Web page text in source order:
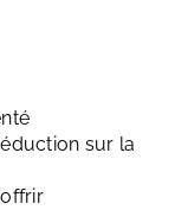
sur la